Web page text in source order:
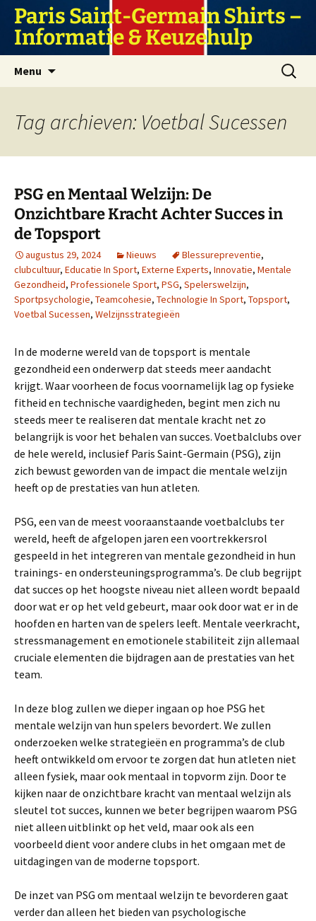
naar
inhoud
Paris Saint-Germain Shirts –
Informatie & Keuzehulp
Menu
Zoeken
naar:
Tag archieven: Voetbal Sucessen
PSG en Mentaal Welzijn: De
Onzichtbare Kracht Achter Succes in
de Topsport
augustus 29, 2024 Nieuws Blessurepreventie,
clubcultuur, Educatie In Sport, Externe Experts, Innovatie, Mentale
Gezondheid, Professionele Sport, PSG, Spelerswelzijn,
Sportpsychologie, Teamcohesie, Technologie In Sport, Topsport,
Voetbal Sucessen, Welzijnsstrategieën
In de moderne wereld van de topsport is mentale
gezondheid een onderwerp dat steeds meer aandacht
krijgt. Waar voorheen de focus voornamelijk lag op fysieke
fitheid en technische vaardigheden, begint men zich nu
steeds meer te realiseren dat mentale kracht net zo
belangrijk is voor het behalen van succes. Voetbalclubs over
de hele wereld, inclusief Paris Saint-Germain (PSG), zijn
zich bewust geworden van de impact die mentale welzijn
heeft op de prestaties van hun atleten.
PSG, een van de meest vooraanstaande voetbalclubs ter
wereld, heeft de afgelopen jaren een voortrekkersrol
gespeeld in het integreren van mentale gezondheid in hun
trainings- en ondersteuningsprogramma’s. De club begrijpt
dat succes op het hoogste niveau niet alleen wordt bepaald
door wat er op het veld gebeurt, maar ook door wat er in de
hoofden en harten van de spelers leeft. Mentale veerkracht,
stressmanagement en emotionele stabiliteit zijn allemaal
cruciale elementen die bijdragen aan de prestaties van het
team.
In deze blog zullen we dieper ingaan op hoe PSG het
mentale welzijn van hun spelers bevordert. We zullen
onderzoeken welke strategieën en programma’s de club
heeft ontwikkeld om ervoor te zorgen dat hun atleten niet
alleen fysiek, maar ook mentaal in topvorm zijn. Door te
kijken naar de onzichtbare kracht van mentaal welzijn als
sleutel tot succes, kunnen we beter begrijpen waarom PSG
niet alleen uitblinkt op het veld, maar ook als een
voorbeeld dient voor andere clubs in het omgaan met de
uitdagingen van de moderne topsport.
De inzet van PSG om mentaal welzijn te bevorderen gaat
verder dan alleen het bieden van psychologische